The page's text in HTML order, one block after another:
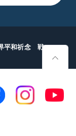
「世界平和祈念 戦没者追善法要」 原田会長が出席し厳粛に